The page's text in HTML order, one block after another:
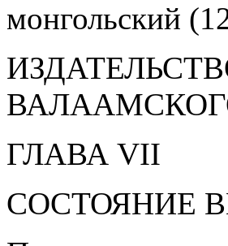
монгольский
ГЛАВА VII
СОСТОЯНИЕ